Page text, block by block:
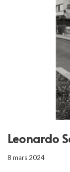
Leonardo
8 mars 2024